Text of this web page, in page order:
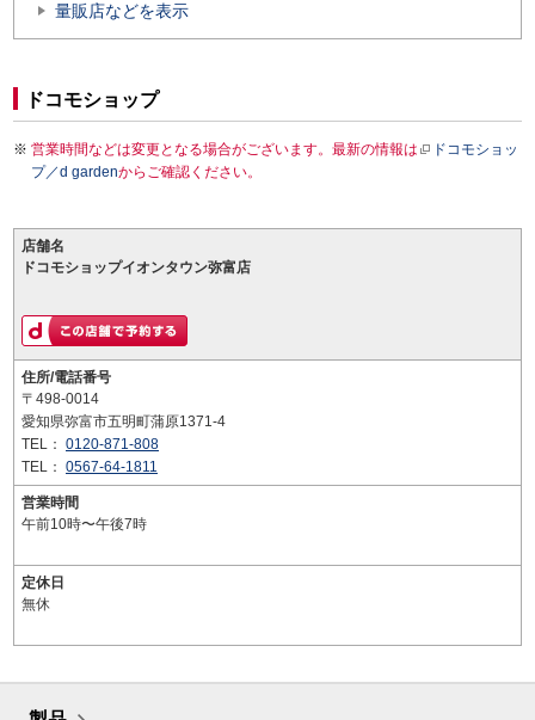
量販店などを表示
ドコモショップ
営業時間などは変更となる場合がございます。最新の情報は
ドコモショッ
プ／d gardenからご確認ください。
店舗名
ドコモショップイオンタウン弥富店
住所/電話番号
〒498-0014
愛知県弥富市五明町蒲原1371-4
TEL： 0120-871-808
TEL： 0567-64-1811
営業時間
午前10時〜午後7時
定休日
無休